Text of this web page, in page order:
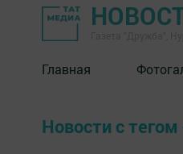
Главная
Новости с